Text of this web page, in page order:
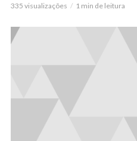
335 visualizações 1 min de leitura